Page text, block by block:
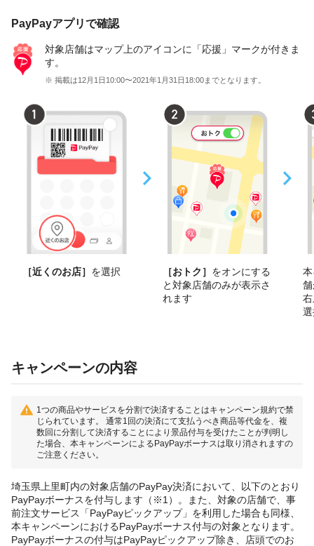
PayPayアプリで確認
対象店舗はマップ上のアイコンに「応援」マークが付きま
す。
※ 掲載は12月1日10:00〜2021年1月31日18:00までとなります。
［近くのお店］ を選択 ［おトク］ をオンにする
と対象店舗のみが表示さ
れます
キャンペーンの内容
1つの商品やサービスを分割で決済することはキャンペーン規約で禁
じられています。 通常1回の決済にて支払うべき商品等代金を、複
数回に分割して決済することにより景品付与を受けたことが判明し
た場合、本キャンペーンによるPayPayボーナスは取り消されますの
ご注意ください。
埼玉県上里町内の対象店舗のPayPay決済において、以下のとおり
PayPayボーナスを付与します（※1）。また、対象の店舗で、事
前注文サービス「PayPayピックアップ」を利用した場合も同様、
本キャンペーンにおけるPayPayボーナス付与の対象となります。
PayPayボーナスの付与はPayPayピックアップ除き、店頭でのお